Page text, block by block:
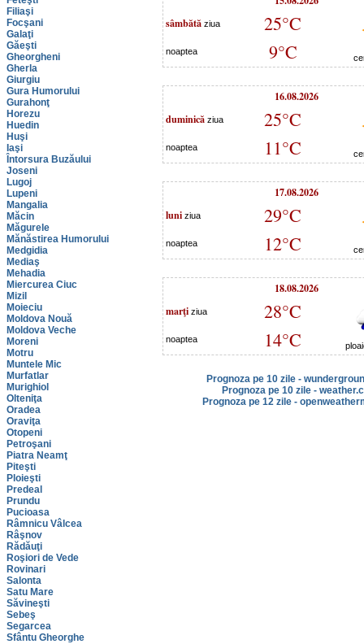
Filiaşi
Focşani
Galaţi
Găeşti
Gheorgheni
Gherla
Giurgiu
Gura Humorului
Gurahonţ
Horezu
Huedin
Huşi
Iaşi
Întorsura Buzăului
Joseni
Lugoj
Lupeni
Mangalia
Măcin
Măgurele
Mănăstirea Humorului
Medgidia
Mediaş
Mehadia
Miercurea Ciuc
Mizil
Moieciu
Moldova Nouă
Moldova Veche
Moreni
Motru
Muntele Mic
Murfatlar
Murighiol
Olteniţa
Oradea
Oraviţa
Otopeni
Petroşani
Piatra Neamţ
Piteşti
Ploieşti
Predeal
Prundu
Pucioasa
Râmnicu Vâlcea
Râşnov
Rădăuţi
Roşiori de Vede
Rovinari
Salonta
Satu Mare
Săvineşti
Sebeş
Segarcea
Sfântu Gheorghe
sâmbătă ziua 25°C
noaptea 9°C
16.08.2026
duminică ziua 25°C
noaptea 11°C
17.08.2026
luni ziua 29°C
noaptea 12°C
18.08.2026
marţi ziua 28°C
noaptea 14°C
Prognoza pe 10 zile -
Prognoza pe 10 zile -
Prognoza pe 12 zile -